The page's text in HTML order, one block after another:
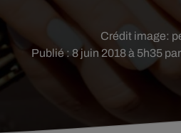
Publié : 8 juin 2018 à 5h35
Crédit image: